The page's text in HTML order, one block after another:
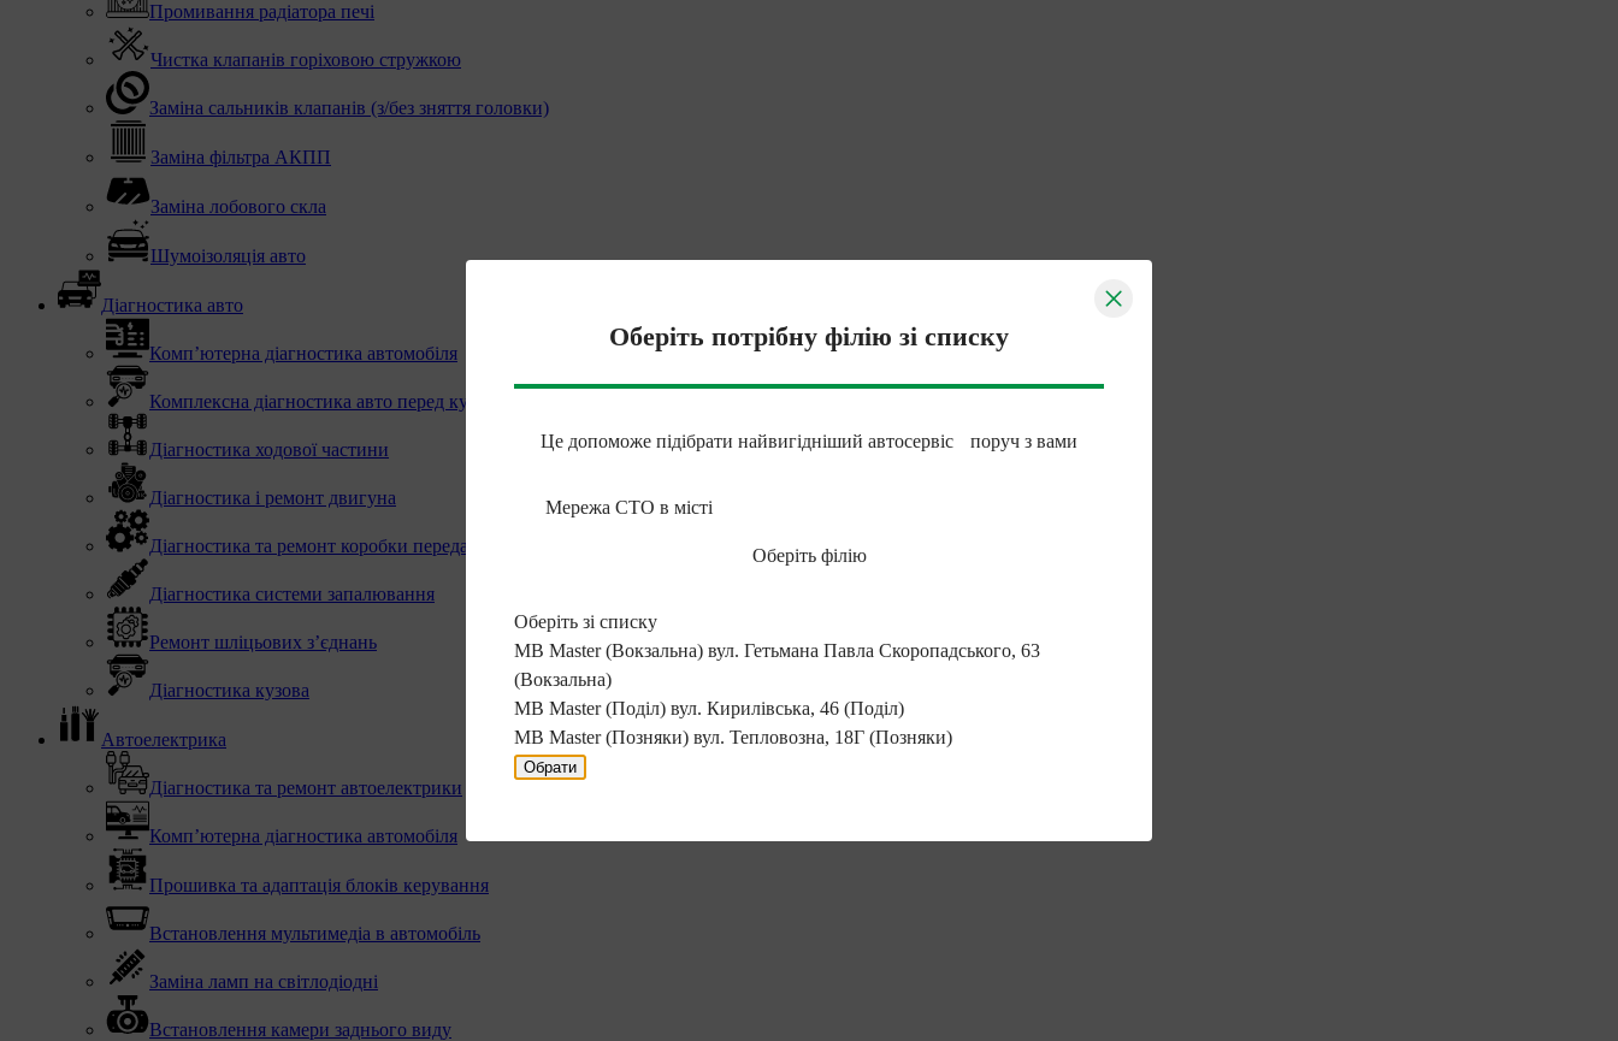
Промивання радіатора печі
Чистка клапанів горіховою стружкою
Заміна сальників клапанів (з/без зняття головки)
Заміна фільтра АКПП
Заміна лобового скла
Шумоізоляція авто
Діагностика авто
Комп’ютерна діагностика автомобіля
Комплексна діагностика авто перед купівлею
Діагностика ходової частини
Діагностика і ремонт двигуна
Діагностика та ремонт коробки передач
Діагностика системи запалювання
Ремонт шліцьових з’єднань
Діагностика кузова
Автоелектрика
Діагностика та ремонт автоелектрики
Комп’ютерна діагностика автомобіля
Прошивка та адаптація блоків керування
Встановлення мультимедіа в автомобіль
Заміна ламп на світлодіодні
Встановлення камери заднього виду
Оберіть потрібну філію зі списку
Це допоможе підібрати найвигідніший автосервіс поруч з вами
Мережа СТО в місті
Оберіть філію
Оберіть зі списку
MB Master (Вокзальна) вул. Гетьмана Павла Скоропадського, 63
(Вокзальна)
MB Master (Поділ) вул. Кирилівська, 46 (Поділ)
MB Master (Позняки) вул. Тепловозна, 18Г (Позняки)
Обрати